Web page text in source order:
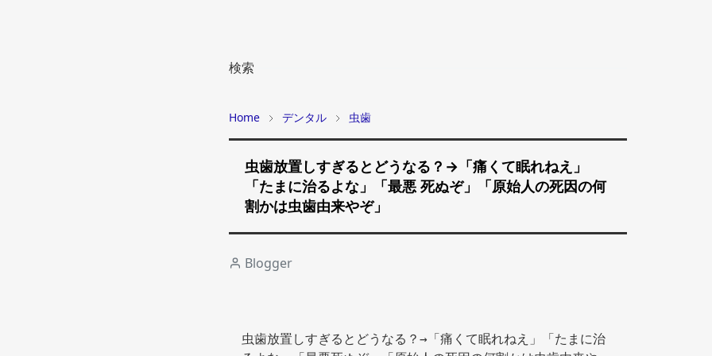
検索
Home デンタル 虫歯
虫歯放置しすぎるとどうなる？→「痛くて眠れねえ」
「たまに治るよな」「最悪 死ぬぞ」「原始人の死因の何
割かは虫歯由来やぞ」
Blogger
虫歯放置しすぎるとどうなる？→「痛くて眠れねえ」「たまに治